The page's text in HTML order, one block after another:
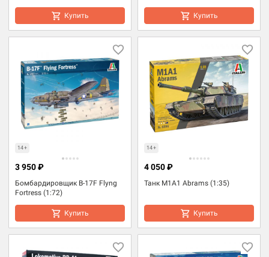
Купить Купить
14+
Бомбардировщик B-17F Flyng
Fortress (1:72)
3 950 ₽
Купить
14+
Танк M1A1 Abrams (1:35)
4 050 ₽
Купить